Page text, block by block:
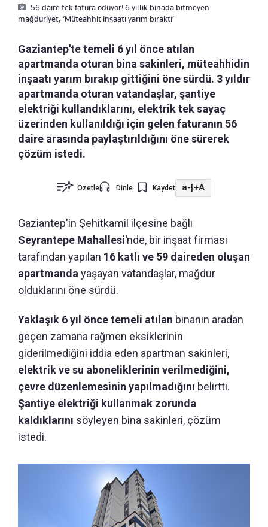
56 daire tek fatura ödüyor! 6 yıllık binada bitmeyen
mağduriyet, ‘Müteahhit inşaatı yarım bıraktı’
Gaziantep'te temeli 6 yıl önce atılan
apartmanda oturan bina sakinleri, müteahhidin
inşaatı yarım bırakıp gittiğini öne sürdü. 3 yıldır
apartmanda oturan vatandaşlar, şantiye
elektriği kullandıklarını, elektrik tek sayaç
üzerinden kullanıldığı için gelen faturanın 56
daire arasında paylaştırıldığını öne sürerek
çözüm istedi.
Özetle Dinle Kaydet a-|+A
Gaziantep'in Şehitkamil ilçesine bağlı
Seyrantepe Mahallesi'nde, bir inşaat firması
tarafından yapılan 16 katlı ve 59 daireden oluşan
apartmanda yaşayan vatandaşlar, mağdur
olduklarını öne sürdü.
Yaklaşık 6 yıl önce temeli atılan binanın aradan
geçen zamana rağmen eksiklerinin
giderilmediğini iddia eden apartman sakinleri,
elektrik ve su aboneliklerinin verilmediğini,
çevre düzenlemesinin yapılmadığını belirtti.
Şantiye elektriği kullanmak zorunda
kaldıklarını söyleyen bina sakinleri, çözüm
istedi.